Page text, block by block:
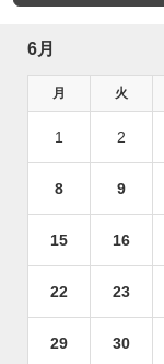
6月
月 火
1 2
8 9
15 16
22 23
29 30